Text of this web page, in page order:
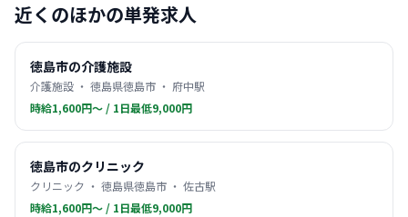
近くのほかの単発求人
徳島市の介護施設
介護施設 ・ 徳島県徳島市 ・ 府中駅
時給1,600円〜 / 1日最低9,000円
徳島市のクリニック
クリニック ・ 徳島県徳島市 ・ 佐古駅
時給1,600円〜 / 1日最低9,000円